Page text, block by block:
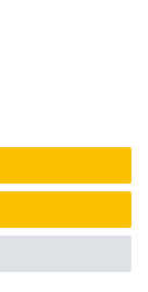
vorbehalten.